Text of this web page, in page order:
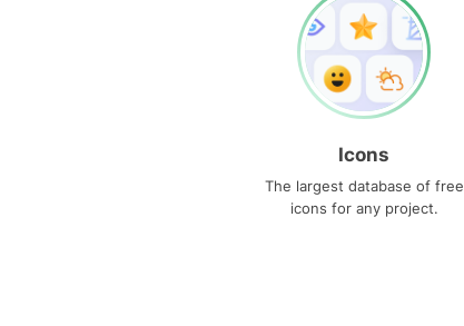
Icons
The largest database of free
icons for any project.